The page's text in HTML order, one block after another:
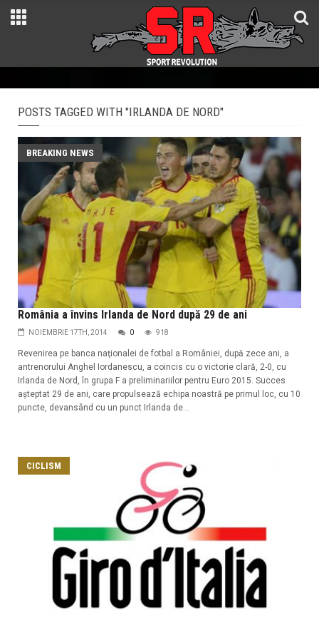
POSTS TAGGED WITH "IRLANDA DE NORD"
BREAKING NEWS
România a învins Irlanda de Nord după 29 de ani
NOIEMBRIE 17TH, 2014 0 918
Revenirea pe banca naţionalei de fotbal a României, după zece ani, a
antrenorului Anghel Iordanescu, a coincis cu o victorie clară, 2-0, cu
Irlanda de Nord, în grupa F a preliminariilor pentru Euro 2015. Succes
aşteptat 29 de ani, care propulsează echipa noastră pe primul loc, cu 10
puncte, devansând cu un punct Irlanda de...
CICLISM